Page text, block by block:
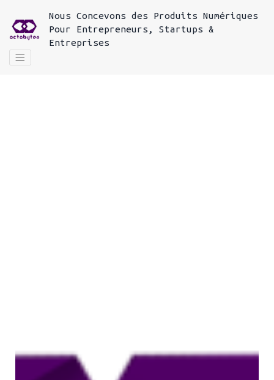
NousConcevons des Produits Numériques
Pour
Entrepreneurs, Startups &
Entreprises